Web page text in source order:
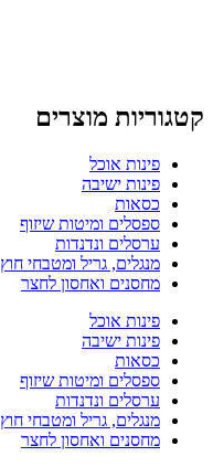
קטגוריות מוצרים
פינות אוכל
פינות ישיבה
כסאות
ספסלים ומיטות שיזוף
ערסלים ונדנדות
מנגלים, גריל ומטבחי חוץ
מחסנים ואחסון לחצר
פינות אוכל
פינות ישיבה
כסאות
ספסלים ומיטות שיזוף
ערסלים ונדנדות
מנגלים, גריל ומטבחי חוץ
מחסנים ואחסון לחצר